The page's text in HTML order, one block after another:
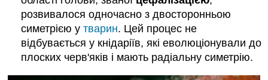
розвивалося одночасно з двосторонньою
симетрією утварин. Цей процес не
відбувається у кнідаріїв, які еволюціонували до
плоских черв'яків і мають радіальну симетрію.